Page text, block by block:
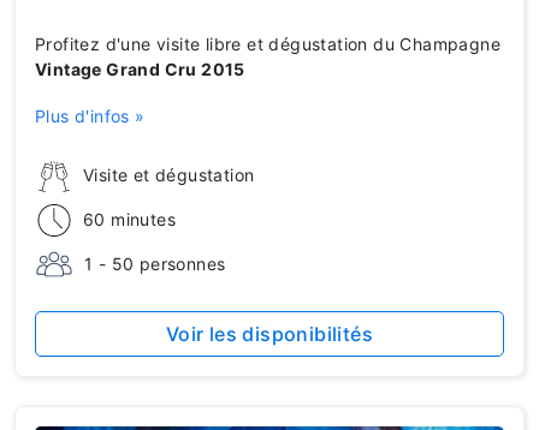
Visite et dégustation
60 minutes
1 - 50 personnes
Profitez d'une visite libre et dégustation du Champagne
Vintage Grand Cru 2015
Plus d'infos »
Voir les disponibilités